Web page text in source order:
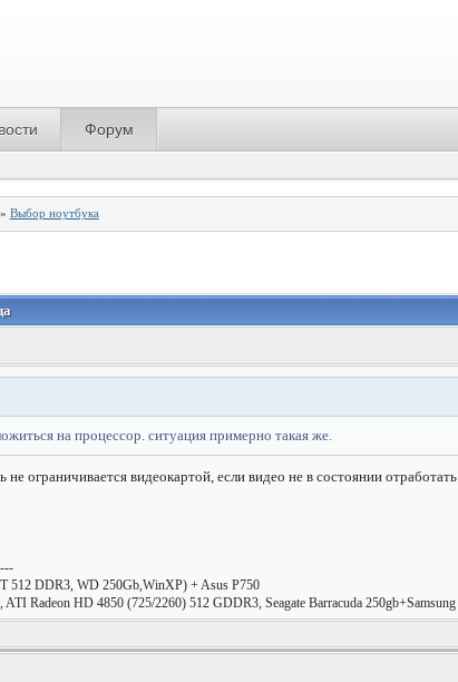
Форум
Выбор ноутбука
на процессор. ситуация примерно такая же.
не ограничивается видеокартой, если видео не в состоянии
512 DDR3, WD 250Gb,WinXP) + Asus P750
Radeon HD 4850 (725/2260) 512 GDDR3, Seagate Barracuda